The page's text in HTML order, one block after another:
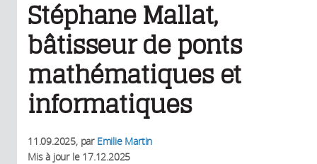
Stéphane Mallat,
bâtisseur de ponts
mathématiques et
informatiques
11.09.2025, par Emilie Martin
Mis à jour le 17.12.2025